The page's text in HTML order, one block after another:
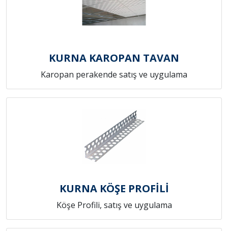
KURNA KAROPAN TAVAN
Karopan perakende satış ve uygulama
KURNA KÖŞE PROFİLİ
Köşe Profili, satış ve uygulama